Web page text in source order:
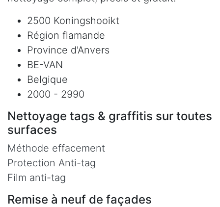
2500 Koningshooikt
Région flamande
Province d'Anvers
BE-VAN
Belgique
2000 - 2990
Nettoyage tags & graffitis sur toutes
surfaces
Méthode effacement
Protection Anti-tag
Film anti-tag
Remise à neuf de façades